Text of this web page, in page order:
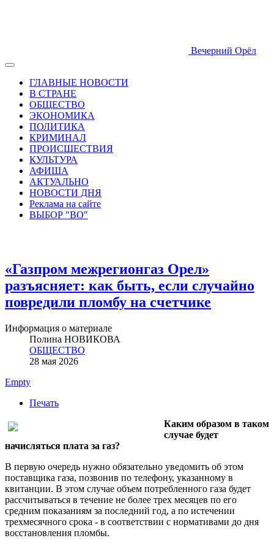
Вечерний Орёл
ГЛАВНЫЕ НОВОСТИ
В СТРАНЕ
ОБЩЕСТВО
ЭКОНОМИКА
ПОЛИТИКА
КРИМИНАЛ
ПРОИСШЕСТВИЯ
КУЛЬТУРА
АФИША
АКТУАЛЬНО
НОВОСТИ ДНЯ
Реклама на сайте
ВЫБОР "ВО"
«Газпром межрегионгаз Орел»
разъясняет: как быть, если случайно
повредили пломбу на счетчике
Информация о материале
Полина НОВИКОВА
ОБЩЕСТВО
28 мая 2026
Empty
Печать
Каким образом в таком
случае будет
начисляться плата за газ?
В первую очередь нужно обязательно уведомить об этом
поставщика газа, позвонив по телефону, указанному в
квитанции. В этом случае объем потребленного газа будет
рассчитываться в течение не более трех месяцев по его
средним показаниям за последний год, а по истечении
трехмесячного срока - в соответствии с нормативами до дня
восстановления пломбы.